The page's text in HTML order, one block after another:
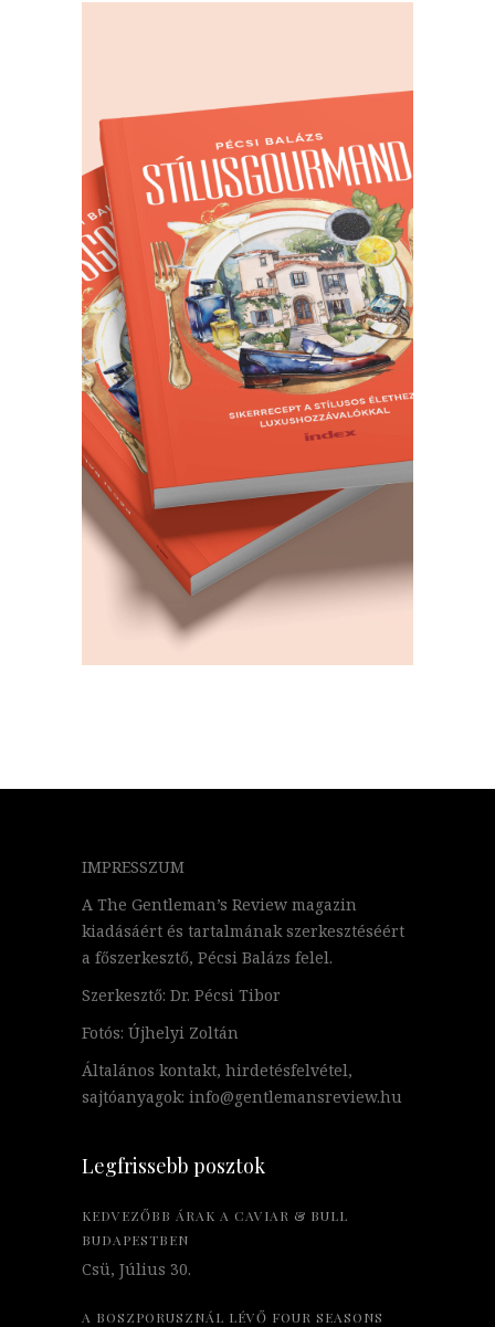
IMPRESSZUM
A The Gentleman’s Review magazin
kiadásáért és tartalmának szerkesztéséért
a főszerkesztő, Pécsi Balázs felel.
Szerkesztő: Dr. Pécsi Tibor
Fotós: Újhelyi Zoltán
Általános kontakt, hirdetésfelvétel,
sajtóanyagok: info@gentlemansreview.hu
Legfrissebb posztok
KEDVEZŐBB ÁRAK A CAVIAR & BULL
BUDAPESTBEN
Csü, Július 30.
A BOSZPORUSZNÁL LÉVŐ FOUR SEASONS